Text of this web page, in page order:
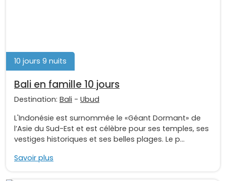
10 jours 9 nuits
Bali en famille 10 jours
Destination: Bali - Ubud
L'Indonésie est surnommée le «Géant Dormant» de
l’Asie du Sud-Est et est célèbre pour ses temples, ses
vestiges historiques et ses belles plages. Le p...
Savoir plus